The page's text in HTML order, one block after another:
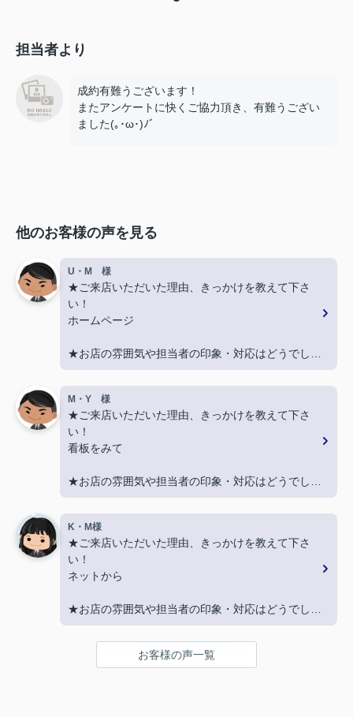
担当者より
成約有難うございます！
またアンケートに快くご協力頂き、有難うござい
ました(｡･ω･)ﾉﾞ
他のお客様の声を見る
U・M 様
★ご来店いただいた理由、きっかけを教えて下さ
い！
ホームページ
★お店の雰囲気や担当者の印象・対応はどうでした
か？
丁寧に、迅速にご対応頂き大変助かりました。
★担当者、または当店に一言お願い致します！
また引越しする機会があればよろしくお願いしま
す。
M・Y 様
★ご来店いただいた理由、きっかけを教えて下さ
い！
看板をみて
★お店の雰囲気や担当者の印象・対応はどうでした
か？
親切に対応いただき良かったです！
★担当者、または当店に一言お願い致します！
契約まで色々とご対応いただきありがとうございま
した！
K・M様
★ご来店いただいた理由、きっかけを教えて下さ
い！
ネットから
★お店の雰囲気や担当者の印象・対応はどうでした
か？
LINEでのコミュニケーションでやりやすい！
お客様の声一覧